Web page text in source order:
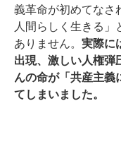
義革命が初めてなさ
人間らしく生きる」
ありません。 実際に
出現、激しい人権弾
んの命が「共産主義
てしまいました。